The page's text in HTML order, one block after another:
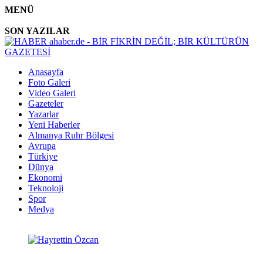
MENÜ
SON YAZILAR
Anasayfa
Foto Galeri
Video Galeri
Gazeteler
Yazarlar
Yeni Haberler
Almanya Ruhr Bölgesi
Avrupa
Türkiye
Dünya
Ekonomi
Teknoloji
Spor
Medya